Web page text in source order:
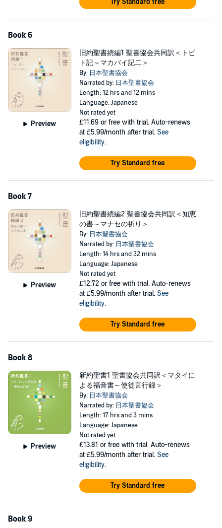
Try Standard free
Book 6
Preview
旧約聖書続編1 聖書協会共同訳＜トビ
ト記～マカバイ記二＞
By: 日本聖書協会
Narrated by: 日本聖書協会
Length: 12 hrs and 12 mins
Language: Japanese
Not rated yet
£11.69 or free with trial. Auto-renews
at £5.99/month after trial. See
eligibility.
Try Standard free
Book 7
Preview
旧約聖書続編2 聖書協会共同訳＜知恵
の書～マナセの祈り＞
By: 日本聖書協会
Narrated by: 日本聖書協会
Length: 14 hrs and 32 mins
Language: Japanese
Not rated yet
£12.72 or free with trial. Auto-renews
at £5.99/month after trial. See
eligibility.
Try Standard free
Book 8
Preview
新約聖書1 聖書協会共同訳＜マタイに
よる福音書～使徒言行録＞
By: 日本聖書協会
Narrated by: 日本聖書協会
Length: 17 hrs and 3 mins
Language: Japanese
Not rated yet
£13.81 or free with trial. Auto-renews
at £5.99/month after trial. See
eligibility.
Try Standard free
Book 9